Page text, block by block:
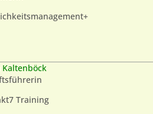
Kaltenböck
Training